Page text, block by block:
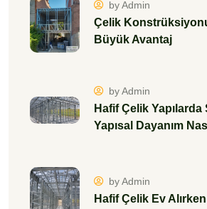
by Admin
Çelik
Büyük Avantaj
by Admin
Hafif Çelik Yapılarda
Yapısal Dayanım
by Admin
Hafif Çelik Ev